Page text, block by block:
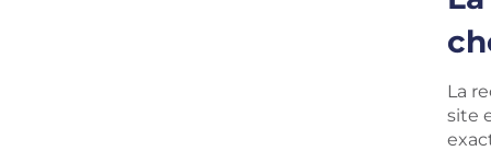
La
site